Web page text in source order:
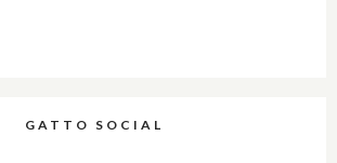
GATTO SOCIAL